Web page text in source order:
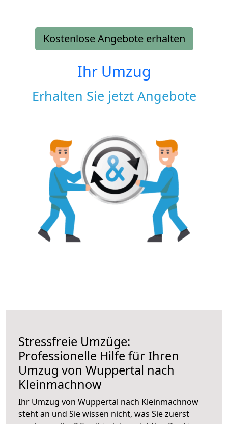
Kostenlose Angebote erhalten
Ihr Umzug
Erhalten Sie jetzt Angebote
Stressfreie Umzüge:
Professionelle Hilfe für Ihren
Umzug von Wuppertal nach
Kleinmachnow
Ihr Umzug von Wuppertal nach Kleinmachnow
steht an und Sie wissen nicht, was Sie zuerst